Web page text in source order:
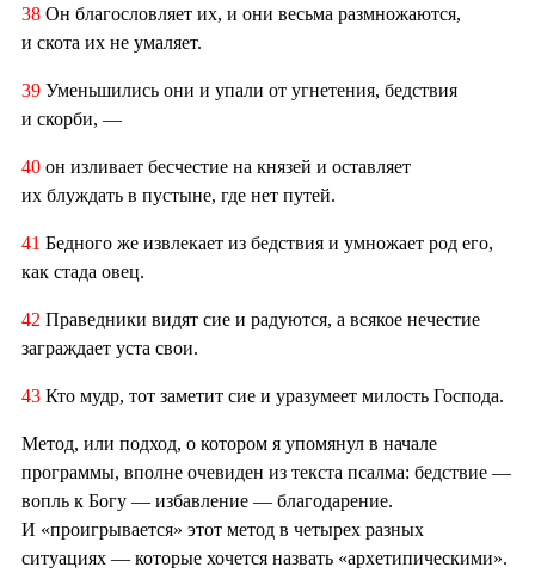
38 Он благословляет их, и они весьма размножаются,
и скота их не умаляет.
39 Уменьшились они и упали от угнетения, бедствия
и скорби, —
40 он изливает бесчестие на князей и оставляет
их блуждать в пустыне, где нет путей.
41 Бедного же извлекает из бедствия и умножает род его,
как стада овец.
42 Праведники видят сие и радуются, а всякое нечестие
заграждает уста свои.
43 Кто мудр, тот заметит сие и уразумеет милость Господа.
Метод, или подход, о котором я упомянул в начале
программы, вполне очевиден из текста псалма: бедствие —
вопль к Богу — избавление — благодарение.
И «проигрывается» этот метод в четырех разных
ситуациях — которые хочется назвать «архетипическими».